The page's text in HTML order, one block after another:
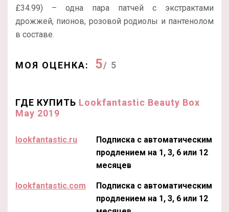
£34.99) – одна пара патчей с экстрактами
дрожжей, пионов, розовой родиолы и пантенолом
в составе.
МОЯ ОЦЕНКА: 5/ 5
ГДЕ КУПИТЬ Lookfantastic Beauty Box
May 2019
lookfantastic.ru
Подписка с автоматическим
продлением на 1, 3, 6 или 12
месяцев
lookfantastic.com
Подписка с автоматическим
продлением на 1, 3, 6 или 12